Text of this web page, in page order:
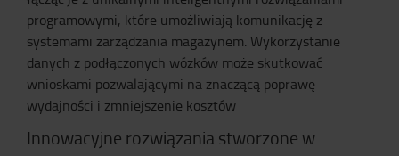
programowymi, które umożliwiają komunikację z
systemami zarządzania magazynem. Wykorzystanie
danych z podłączonych wózków może skutkować
wnioskami pozwalającymi na znaczącą poprawę
wydajności i zmniejszenie kosztów
Innowacyjne rozwiązania stworzone w